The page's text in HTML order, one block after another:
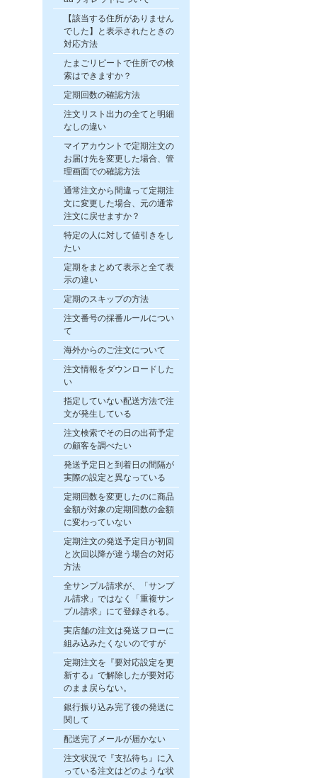
【該当する住所がありません
でした】と表示されたときの
対応方法
たまごリピートで住所での検
索はできますか？
定期回数の確認方法
注文リスト出力の全てと明細
なしの違い
マイアカウントで定期注文の
お届け先を変更した場合、管
理画面での確認方法
通常注文から間違って定期注
文に変更した場合、元の通常
注文に戻せますか？
特定の人に対して値引きをし
たい
定期をまとめて表示と全て表
示の違い
定期のスキップの方法
注文番号の採番ルールについ
て
海外からのご注文について
注文情報をダウンロードした
い
指定していない配送方法で注
文が発生している
注文検索でその日の出荷予定
の顧客を調べたい
発送予定日と到着日の間隔が
実際の設定と異なっている
定期回数を変更したのに商品
金額が対象の定期回数の金額
に変わっていない
定期注文の発送予定日が初回
と次回以降が違う場合の対応
方法
全サンプル請求が、「サンプ
ル請求」ではなく「重複サン
プル請求」にて登録される。
実店舗の注文は発送フローに
組み込みたくないのですが
定期注文を『要対応設定を更
新する』で解除したが要対応
のまま戻らない。
銀行振り込み完了後の発送に
関して
配送完了メールが届かない
注文状況で『支払待ち』に入
っている注文はどのような状